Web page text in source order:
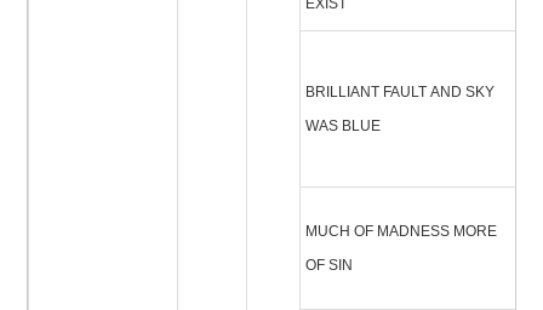
EXIST
BRILLIANT FAULT AND SKY
WAS BLUE
MUCH OF MADNESS MORE
OF SIN